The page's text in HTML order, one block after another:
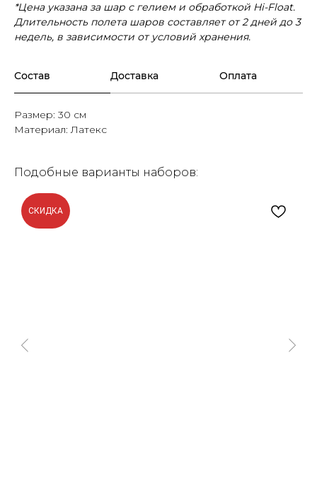
*Цена указана за шар с гелием и обработкой Hi-Float.
Длительность полета шаров составляет от 2 дней до 3
недель, в зависимости от условий хранения.
Состав Доставка Оплата
Размер: 30 см
Материал: Латекс
Подобные варианты наборов:
СКИДКА